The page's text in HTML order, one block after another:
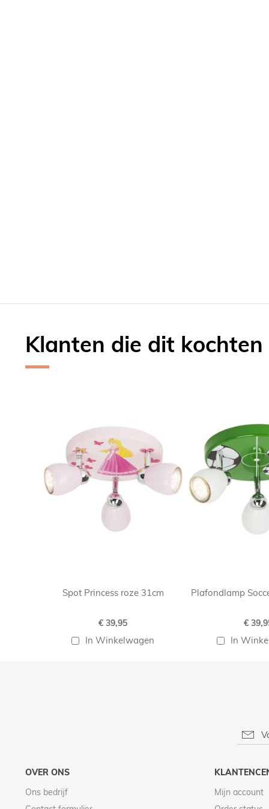
Klanten die dit
Spot Princess roze 31cm
€ 39,95
In Winkelwagen
Plafondlamp
€
In
OVER ONS
Ons bedrijf
Mijn account